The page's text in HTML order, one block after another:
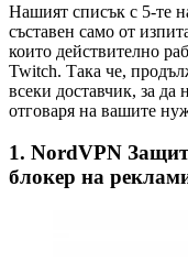
Нашият списък с 5-те
съставен само от
които действително
Twitch. Така че,
всеки доставчик, за да
отговаря на вашите
1. NordVPN
блокер на